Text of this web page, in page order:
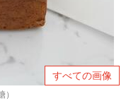
すべての画像